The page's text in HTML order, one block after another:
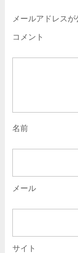
メールアドレスが
コメント
名前
メール
サイト